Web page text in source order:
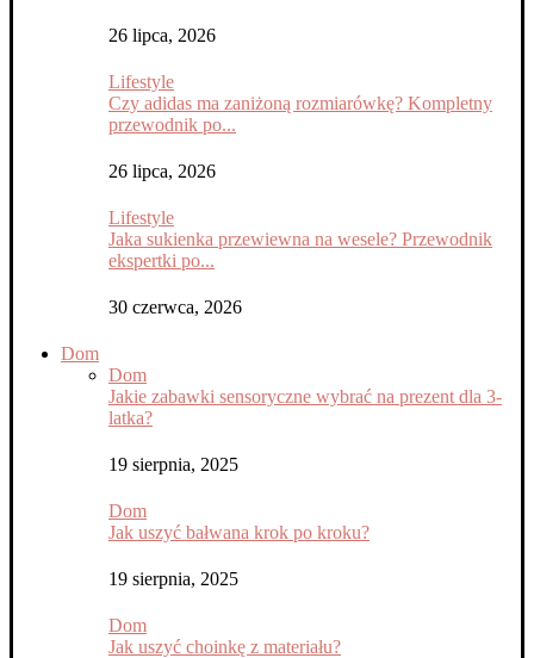
26 lipca, 2026
Lifestyle
Czy adidas ma zaniżoną rozmiarówkę? Kompletny
przewodnik po...
26 lipca, 2026
Lifestyle
Jaka sukienka przewiewna na wesele? Przewodnik
ekspertki po...
30 czerwca, 2026
Dom
Dom
Jakie zabawki sensoryczne wybrać na prezent dla 3-
latka?
19 sierpnia, 2025
Dom
Jak uszyć bałwana krok po kroku?
19 sierpnia, 2025
Dom
Jak uszyć choinkę z materiału?